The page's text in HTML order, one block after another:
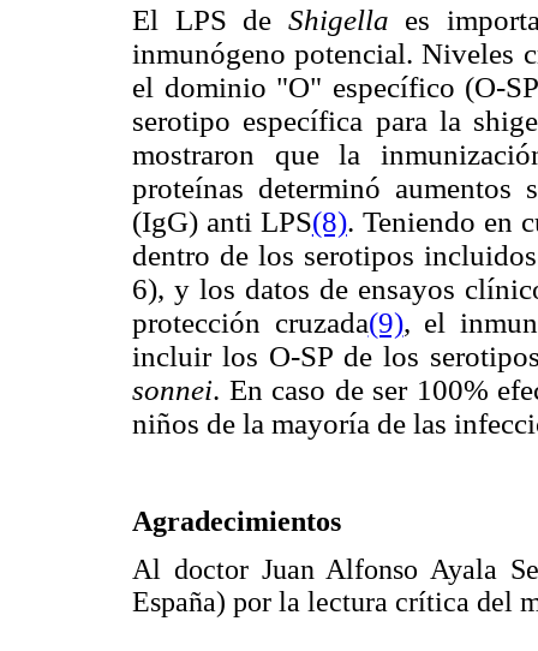
El LPS de Shigella es
inmunógeno potencial. Niveles
el dominio "O" específico (O-
serotipo específica para la
mostraron que la
proteínas determinó
(IgG) anti LPS(8). Teniendo en
dentro de los serotipos
6), y los datos de ensayos
protección cruzada(9), el
incluir los O-SP de los
sonnei. En caso de ser 100%
niños de la mayoría de las
Agradecimientos
Al doctor Juan Alfonso Ayala
España) por la lectura crítica del